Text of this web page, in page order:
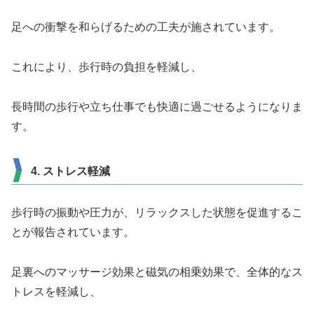
足への衝撃を和らげるための工夫が施されています。
これにより、歩行時の負担を軽減し、
長時間の歩行や立ち仕事でも快適に過ごせるようになりま
す。
4. ストレス軽減
歩行時の振動や圧力が、リラックスした状態を促進するこ
とが報告されています。
足裏へのマッサージ効果と磁気の相乗効果で、全体的なス
トレスを軽減し、